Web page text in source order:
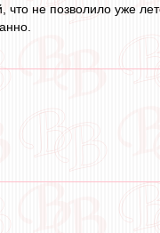
не позволило уже